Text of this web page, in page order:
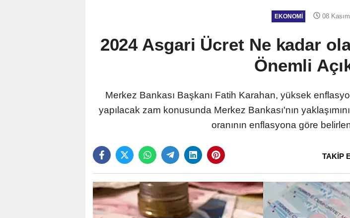
EKONOMI 08
2024 Asgari Ücret Ne kadar
Önemli
Merkez Bankası Başkanı Fatih Karahan, yüksek
yapılacak zam konusunda Merkez Bankası'nın
oranının enflasyona göre
TAKİP